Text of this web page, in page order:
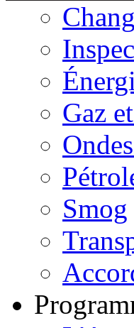
Gaz
Smog